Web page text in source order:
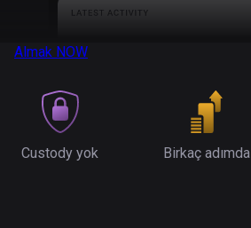
Almak NOW
Custody yok Birkaç adımda